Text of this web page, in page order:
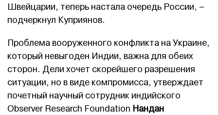
Швейцарии, теперь настала очередь России, –
подчеркнул Куприянов.
Проблема вооруженного конфликта на Украине,
который невыгоден Индии, важна для обеих
сторон. Дели хочет скорейшего разрешения
ситуации, но в виде компромисса, утверждает
почетный научный сотрудник индийского
Observer Research Foundation Нандан